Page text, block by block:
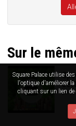
Square Palace utilise
l'optique d'améliorer
cliquant sur un lien de
Sur le
29/